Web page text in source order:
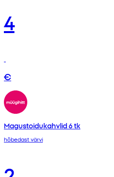
4
€
Magustoidukahvlid 6 tk
hõbedast värvi